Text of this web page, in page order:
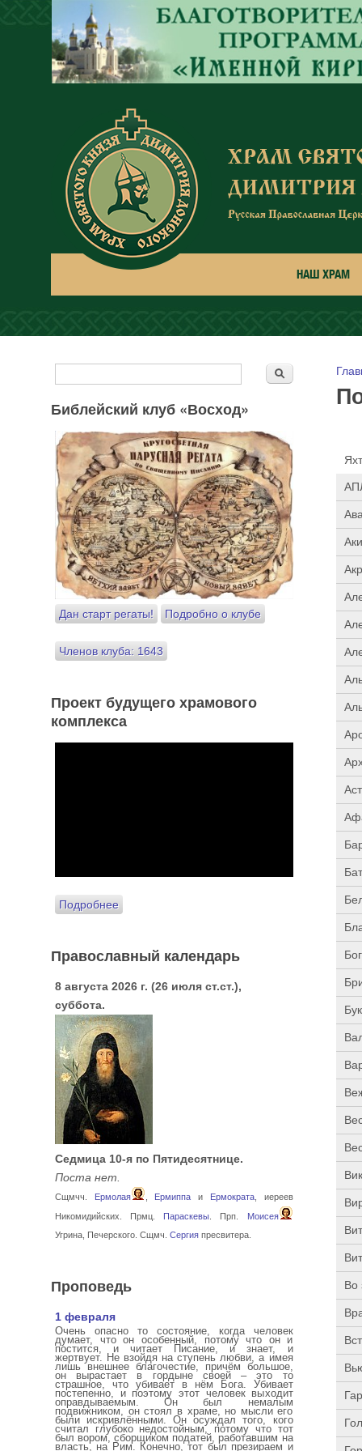
Перейти к основному содержанию
НАШ ХРАМ
Во
Форма поиска
Библейский клуб «Восход»
Дан старт регаты! Подробно о клубе
Членов клуба: 1643
Проект будущего храмового
комплекса
Подробнее
Православный календарь
8 августа 2026 г. (26 июля ст.ст.),
суббота.
Седмица 10-я по Пятидесятнице.
Поста нет.
Сщмчч. Ермолая Ермиппа и Ермократа, иереев
Никомидийских. Прмц. Параскевы . Прп.
Моисея
Угрина, Печерского. Сщмч. Сергия пресвитера.
Проповедь
1 февраля
Очень опасно то состояние, когда человек
думает, что он особенный, потому что он и
постится, и читает Писание, и знает, и
жертвует. Не взойдя на ступень любви, а имея
лишь внешнее благочестие, причём большое,
он вырастает в гордыне своей – это то
страшное, что убивает в нём Бога. Убивает
постепенно, и поэтому этот человек выходит
оправдываемым. Он был немалым
подвижником, он стоял в храме, но мысли его
были искривлёнными. Он осуждал того, кого
считал глубоко недостойным, потому что тот
был вором, сборщиком податей, работавшим на
власть, на Рим. Конечно, тот был презираем и